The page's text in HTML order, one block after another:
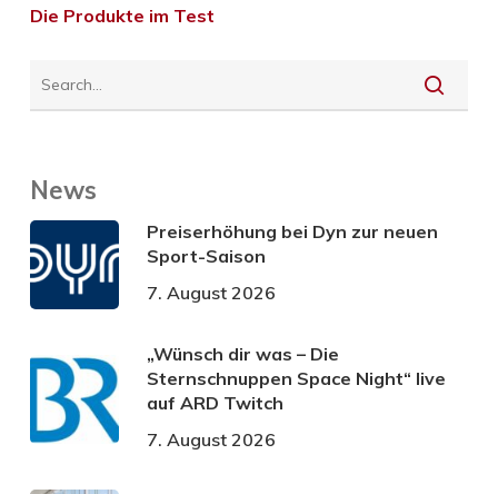
Die Produkte im Test
News
Preiserhöhung bei Dyn zur neuen
Sport-Saison
7. August 2026
„Wünsch dir was – Die
Sternschnuppen Space Night“ live
auf ARD Twitch
7. August 2026